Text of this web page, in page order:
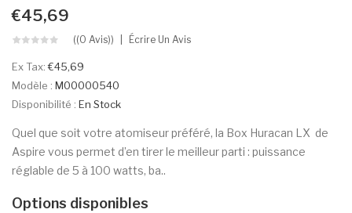
€45,69
((0 Avis)) Écrire Un Avis
Ex Tax:€45,69
Modèle : M00000540
Disponibilité : En Stock
Quel que soit votre atomiseur préféré, la Box Huracan LX de
Aspire vous permet d’en tirer le meilleur parti : puissance
réglable de 5 à 100 watts, ba..
Options disponibles